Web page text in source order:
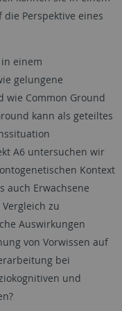
Perspektive eines
in einem
gelungene
wie Common Ground
kann als geteiltes
A6 untersuchen wir
Kontext
auch Erwachsene
zu
Auswirkungen
von Vorwissen auf
bei
und